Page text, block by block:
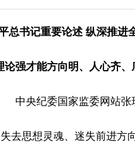
总书记重要论述 纵深推进
论强才能方向明、人心齐、
中央纪委国家监委网站张
去思想灵魂、迷失前进